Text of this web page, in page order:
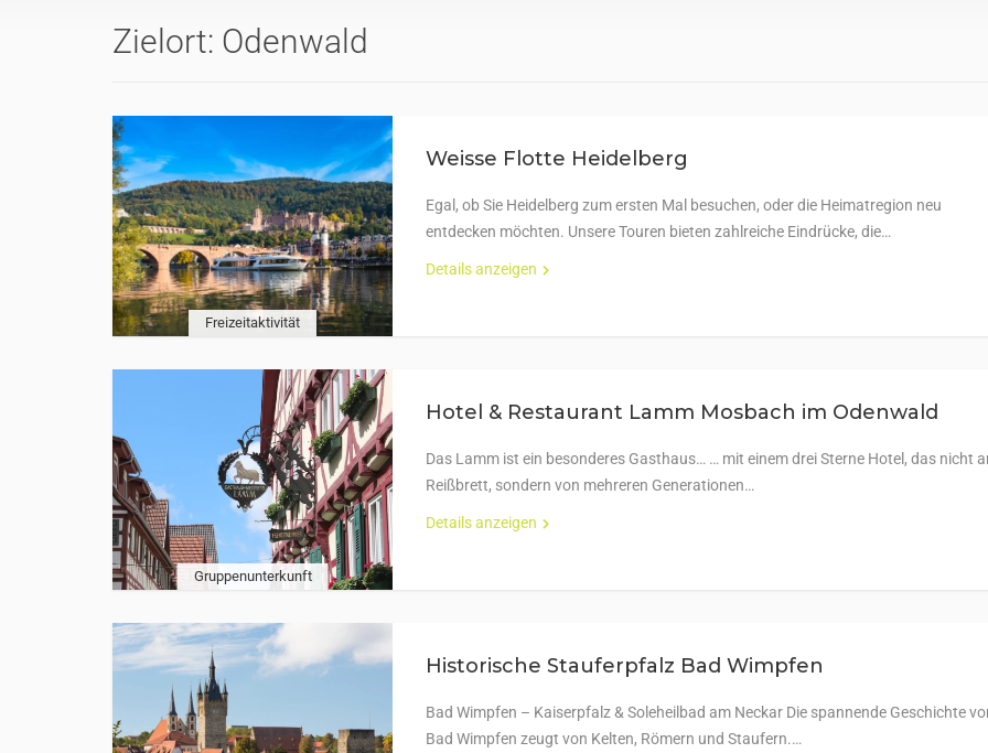
Zielort: Odenwald
Freizeitaktivität
Weisse Flotte Heidelberg
Egal, ob Sie Heidelberg zum ersten Mal besuchen, oder die Heimatregion neu
entdecken möchten. Unsere Touren bieten zahlreiche Eindrücke, die…
Details anzeigen
Gruppenunterkunft
Hotel & Restaurant Lamm Mosbach im Odenwald
Das Lamm ist ein besonderes Gasthaus… … mit einem drei Sterne Hotel, das nicht
Reißbrett, sondern von mehreren Generationen…
Details anzeigen
Historische Stauferpfalz Bad Wimpfen
Bad Wimpfen – Kaiserpfalz & Soleheilbad am Neckar Die spannende Geschichte
Bad Wimpfen zeugt von Kelten, Römern und Staufern.…